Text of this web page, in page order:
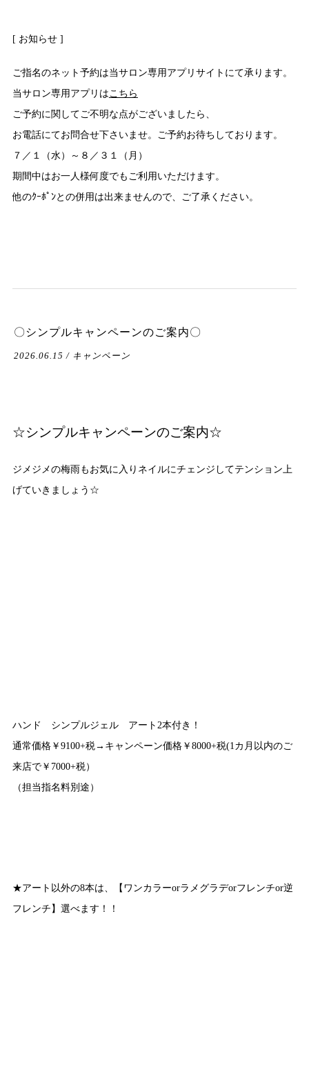
[ お知らせ ]
ご指名のネット予約は当サロン専用アプリサイトにて承ります。
当サロン専用アプリはこちら
ご予約に関してご不明な点がございましたら、
お電話にてお問合せ下さいませ。ご予約お待ちしております。
７／１（水）～８／３１（月）
期間中はお一人様何度でもご利用いただけます。
他のｸｰﾎﾟﾝとの併用は出来ませんので、ご了承ください。
〇シンプルキャンペーンのご案内〇
2026.06.15 / キャンペーン
☆シンプルキャンペーンのご案内☆
ジメジメの梅雨もお気に入りネイルにチェンジしてテンション上
げていきましょう☆
ハンド シンプルジェル アート2本付き！
通常価格￥9100+税→キャンペーン価格￥8000+税(1カ月以内のご
来店で￥7000+税）
（担当指名料別途）
★アート以外の8本は、【ワンカラーorラメグラデorフレンチor逆
フレンチ】選べます！！